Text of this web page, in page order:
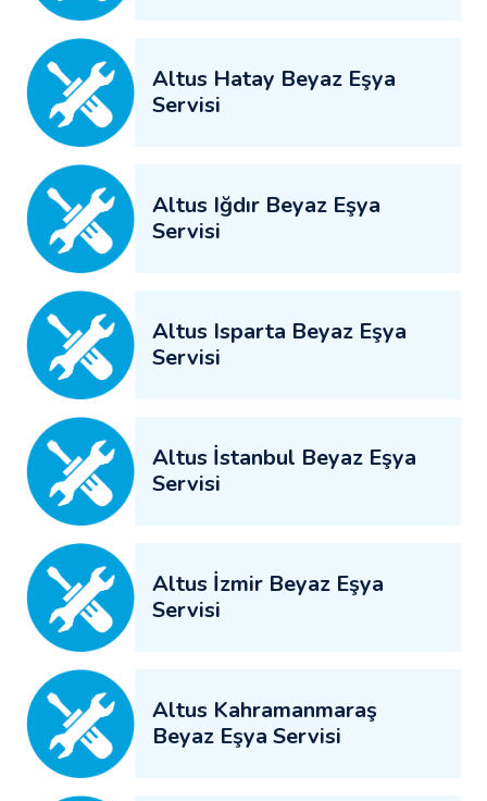
Altus Hatay Beyaz Eşya
Servisi
Altus Iğdır Beyaz Eşya
Servisi
Altus Isparta Beyaz Eşya
Servisi
Altus İstanbul Beyaz Eşya
Servisi
Altus İzmir Beyaz Eşya
Servisi
Altus Kahramanmaraş
Beyaz Eşya Servisi